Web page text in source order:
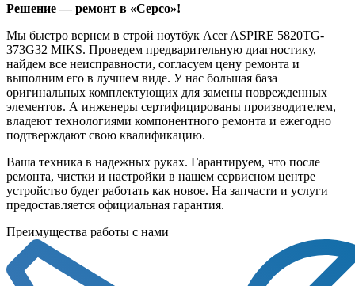
Решение — ремонт в «Серсо»!
Мы быстро вернем в строй ноутбук Acer ASPIRE 5820TG-
373G32 MIKS. Проведем предварительную диагностику,
найдем все неисправности, согласуем цену ремонта и
выполним его в лучшем виде. У нас большая база
оригинальных комплектующих для замены поврежденных
элементов. А инженеры сертифицированы производителем,
владеют технологиями компонентного ремонта и ежегодно
подтверждают свою квалификацию.
Ваша техника в надежных руках. Гарантируем, что после
ремонта, чистки и настройки в нашем сервисном центре
устройство будет работать как новое. На запчасти и услуги
предоставляется официальная гарантия.
Преимущества работы с нами